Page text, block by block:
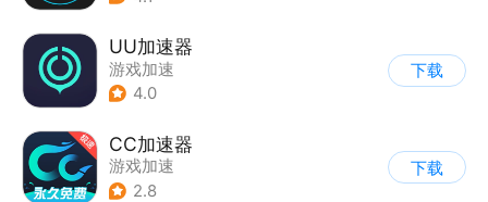
UU加速器
游戏加速
4.0
下载
CC加速器
游戏加速
2.8
下载